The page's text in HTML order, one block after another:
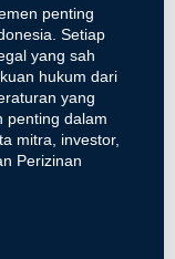
penting
Setiap
yang sah
hukum dari
yang
penting dalam
mitra, investor,
Perizinan